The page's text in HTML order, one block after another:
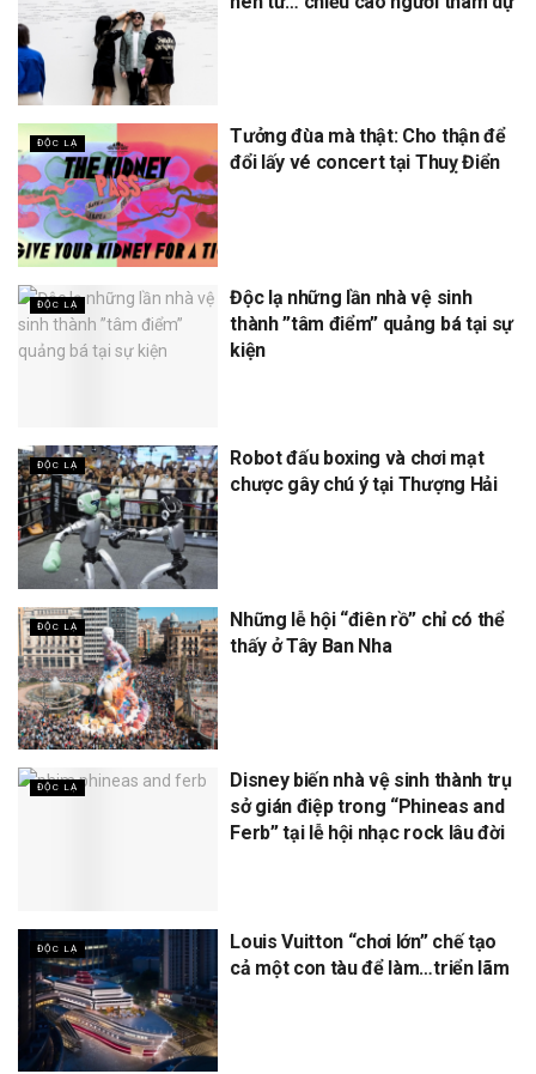
ĐỘC LẠ
Tưởng đùa mà thật: Cho thận để
đổi lấy vé concert tại Thuỵ Điển
ĐỘC LẠ
Độc lạ những lần nhà vệ sinh
thành ”tâm điểm” quảng bá tại sự
kiện
ĐỘC LẠ
Robot đấu boxing và chơi mạt
chược gây chú ý tại Thượng Hải
ĐỘC LẠ
Những lễ hội “điên rồ” chỉ có thể
thấy ở Tây Ban Nha
ĐỘC LẠ
Disney biến nhà vệ sinh thành trụ
sở gián điệp trong “Phineas and
Ferb” tại lễ hội nhạc rock lâu đời
ĐỘC LẠ
Louis Vuitton “chơi lớn” chế tạo
cả một con tàu để làm…triển lãm